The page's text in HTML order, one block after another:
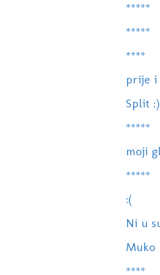
*****
*****
****
prije i
Split :)
*****
moji
*****
:(
Ni u
Muko
****